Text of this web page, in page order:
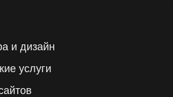
и дизайн
услуги